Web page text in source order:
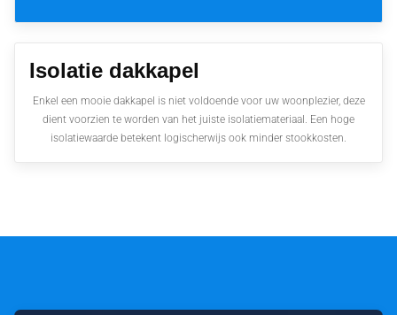
Isolatie dakkapel
Enkel een mooie dakkapel is niet voldoende voor uw woonplezier, deze
dient voorzien te worden van het juiste isolatiemateriaal. Een hoge
isolatiewaarde betekent logischerwijs ook minder stookkosten.